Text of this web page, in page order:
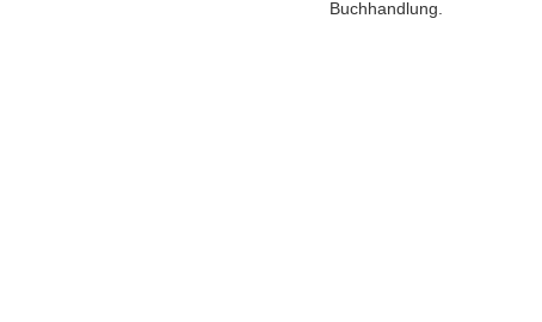
Buchhandlung.